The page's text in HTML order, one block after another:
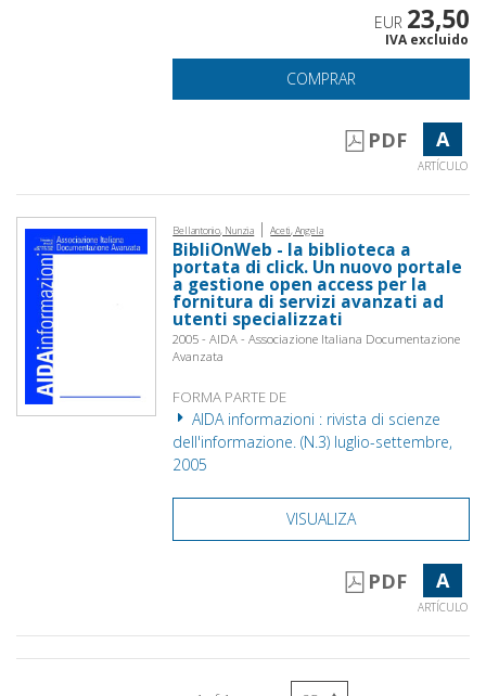
EUR 23,50
IVA excluido
COMPRAR
PDF A
ARTÍCULO
Bellantonio, Nunzia | Aceti, Angela
BibliOnWeb - la biblioteca a
portata di click. Un nuovo portale
a gestione open access per la
fornitura di servizi avanzati ad
utenti specializzati
2005 - AIDA - Associazione Italiana Documentazione
Avanzata
FORMA PARTE DE
AIDA informazioni : rivista di scienze
dell'informazione. (N.3) luglio-settembre,
2005
VISUALIZA
PDF A
ARTÍCULO